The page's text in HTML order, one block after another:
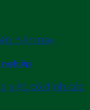
việc cố định các